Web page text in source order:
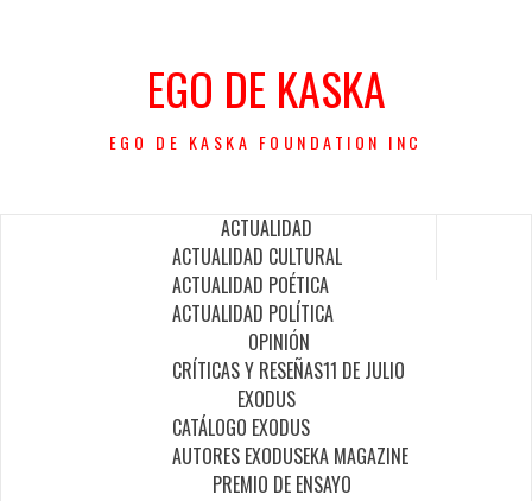
EGO DE KASKA
EGO DE KASKA FOUNDATION INC
ACTUALIDAD
ACTUALIDAD CULTURAL
ACTUALIDAD POÉTICA
ACTUALIDAD POLÍTICA
OPINIÓN
CRÍTICAS Y RESEÑAS11 DE JULIO
EXODUS
CATÁLOGO EXODUS
AUTORES EXODUSEKA MAGAZINE
PREMIO DE ENSAYO